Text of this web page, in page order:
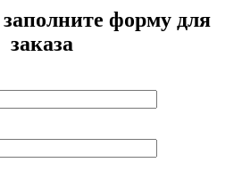
форму для
заказа